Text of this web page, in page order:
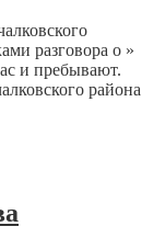
разговора о »
и пребывают.
района